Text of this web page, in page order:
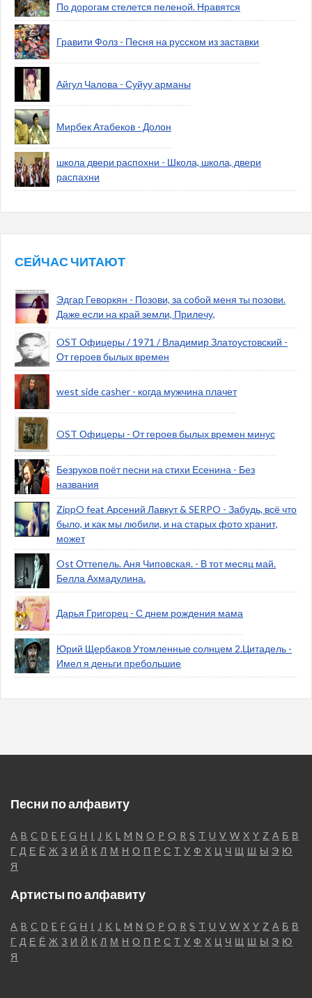
По дорогам стелется пеленой. Нравятся
Гравити Фолз - Песня на русском из заставки
Айгул Чалова - Суйуу арманы
Мирбек Атабеков - Долон
школа двери распохни - Школа, школа, двери
распахни
СЕЙЧАС ЧИТАЮТ
Эдгар Геворкян - Позови, за собой меня ты позови.
Даже если на край земли, Прилечу,
OST Офицеры / 1971 / Владимир Златоустовский -
От героев былых времен
west side casher - когда мужчина плачет
OST Офицеры - От героев былых времен минус
Безруков поёт песни на стихи Есенина - Без
названия
ZippO feat Арсений Лавкут & SERPO - Забудь, всё что
было, и как мы любили, и на старых фото хранит,
может
Ost Оттепель. Аня Чиповская. - В тот месяц май.
Белла Ахмадулина.
Дарья Григорец - С днем рождения мама
Юрий Щербаков Утомленные солнцем 2.Цитадель -
Имел я деньги пребольшие
Песни по алфавиту
A B C D E F G H I J K L M N O P Q R S T U V W X Y Z А Б В
Г Д Е Ё Ж З И Й К Л М Н О П Р С Т У Ф Х Ц Ч Щ Ш Ы Э Ю
Я
Артисты по алфавиту
A B C D E F G H I J K L M N O P Q R S T U V W X Y Z А Б В
Г Д Е Ё Ж З И Й К Л М Н О П Р С Т У Ф Х Ц Ч Щ Ш Ы Э Ю
Я